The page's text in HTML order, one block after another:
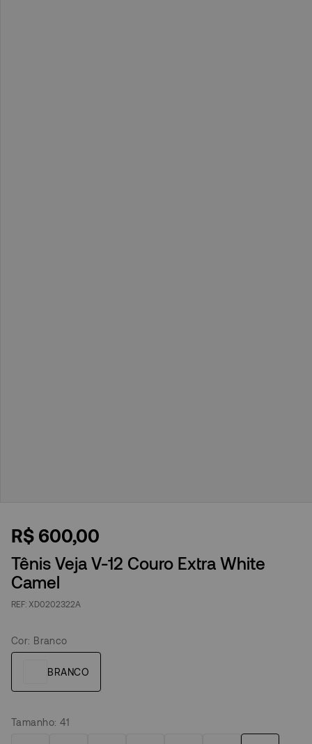
R$ 600,00
Tênis Veja V-12 Couro Extra White
Camel
XD0202322A
Cor: Branco
Tamanho: 41